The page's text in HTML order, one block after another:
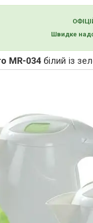
Швидке
MR-034 білий із